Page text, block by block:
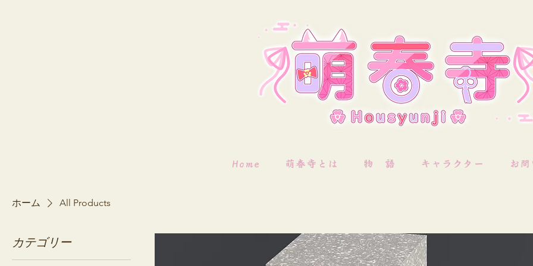
Home 萌春寺とは 物 語 キャラクター お
ホーム All Products
カテゴリー